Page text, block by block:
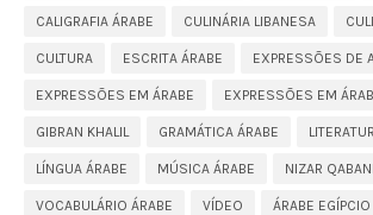
CALIGRAFIA ÁRABE CULINÁRIA LIBANESA
CULTURA ESCRITA ÁRABE EXPRESSÕES DE
EXPRESSÕES EM ÁRABE EXPRESSÕES EM
GIBRAN KHALIL GRAMÁTICA ÁRABE
LÍNGUA ÁRABE MÚSICA ÁRABE NIZAR QABANI
VOCABULÁRIO ÁRABE VÍDEO ÁRABE EGÍPCIO